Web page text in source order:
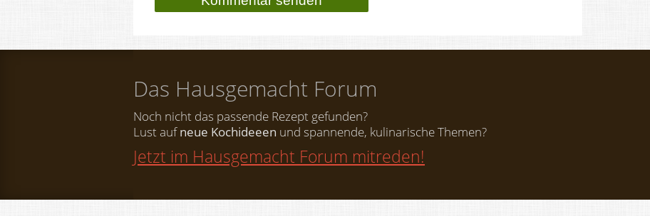
Das Hausgemacht Forum
Noch nicht das passende Rezept gefunden?
Lust aufneue Kochideeen und spannende, kulinarische Themen?
Jetzt im Hausgemacht Forum mitreden!